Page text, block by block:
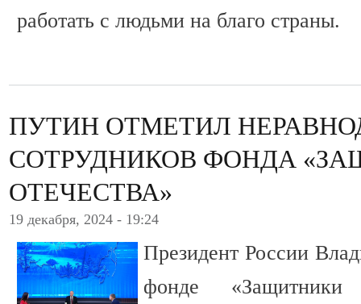
работать с людьми на благо страны.
ПУТИН ОТМЕТИЛ
СОТРУДНИКОВ ФОНДА
ОТЕЧЕСТВА»
19 декабря, 2024 - 19:24
Президент России
фонде «Защитники